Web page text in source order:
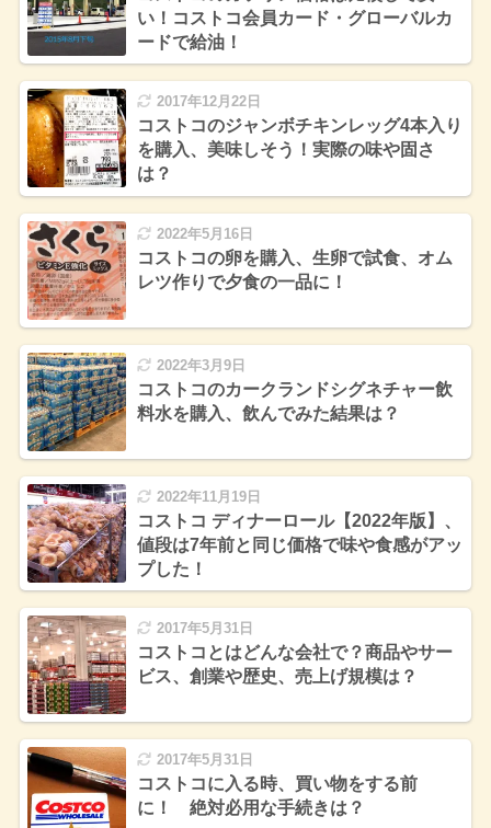
い！コストコ会員カード・グローバルカ
ードで給油！
2017年12月22日
コストコのジャンボチキンレッグ4本入り
を購入、美味しそう！実際の味や固さ
は？
2022年5月16日
コストコの卵を購入、生卵で試食、オム
レツ作りで夕食の一品に！
2022年3月9日
コストコのカークランドシグネチャー飲
料水を購入、飲んでみた結果は？
2022年11月19日
コストコ ディナーロール【2022年版】、
値段は7年前と同じ価格で味や食感がアッ
プした！
2017年5月31日
コストコとはどんな会社で？商品やサー
ビス、創業や歴史、売上げ規模は？
2017年5月31日
コストコに入る時、買い物をする前
に！ 絶対必用な手続きは？